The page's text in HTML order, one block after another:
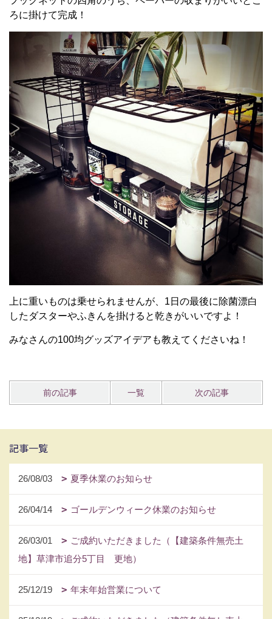
ろに掛けて完成！
上に重いものは乗せられませんが、1日の最後に除菌漂白
したダスターやふきんを掛けると乾きがいいですよ！
みなさんの100均グッズアイデアも教えてくださいね！
前の記事 一覧 次の記事
記事一覧
26/08/03 夏季休業のお知らせ
26/04/14 ゴールデンウィーク休業のお知らせ
26/03/01
ご成約いただきました（【建築条件無売土
地】草津市追分5丁目 更地）
25/12/19 年末年始営業について